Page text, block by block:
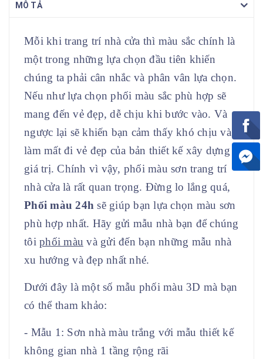
MÔ TẢ
Mỗi khi trang trí nhà cửa thì màu sắc chính là
một trong những lựa chọn đầu tiên khiến
chúng ta phải cân nhắc và phân vân lựa chọn.
Nếu như lựa chọn phối màu sắc phù hợp sẽ
mang đến vẻ đẹp, dễ chịu khi bước vào. Và
ngược lại sẽ khiến bạn cảm thấy khó chịu và
làm mất đi vẻ đẹp của bản thiết kế xây dựng
giá trị. Chính vì vậy, phối màu sơn trang trí
nhà cửa là rất quan trọng. Đừng lo lắng quá,
Phối màu 24h sẽ giúp bạn lựa chọn màu sơn
phù hợp nhất. Hãy gửi mẫu nhà bạn để chúng
tôi phối màu và gửi đến bạn những mẫu nhà
xu hướng và đẹp nhất nhé.
Dưới đây là một số mẫu phối màu 3D mà bạn
có thể tham khảo:
- Mẫu 1: Sơn nhà màu trắng với mẫu thiết kế
không gian nhà 1 tầng rộng rãi